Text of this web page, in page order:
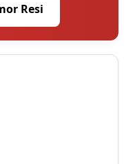
Resi